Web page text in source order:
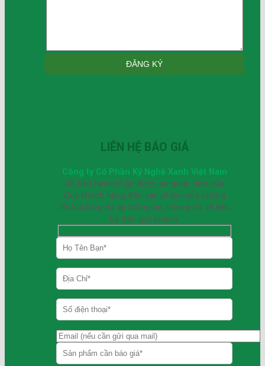
LIÊN HỆ BÁO GIÁ
Công ty Cổ Phần Kỹ Nghệ Xanh Việt Nam
rất hân hạnh nhận được sự quan tâm của
Quý khách hàng đến sản phẩm của chúng
tôi.Vui lòng để lại thông tin, chúng tôi sẽ liên
hệ đến quý khách.